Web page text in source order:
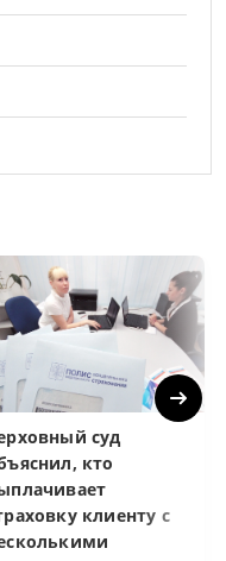
суд
кто
клиенту с
Next